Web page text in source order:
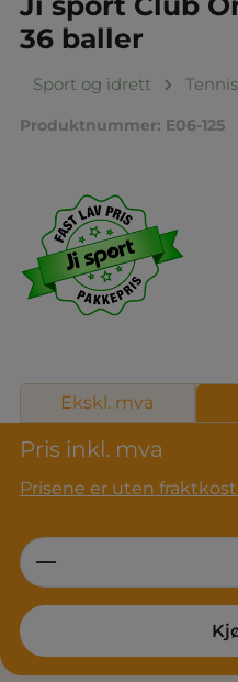
36 baller
Sport og idrett Tennis
Produktnummer: E06-125
Pris inkl. mva
Prisene er uten
Ekskl. mva
Product